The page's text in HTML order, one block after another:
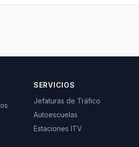
SERVICIOS
Jefaturas de Tráfico
Autoescuelas
Estaciones ITV